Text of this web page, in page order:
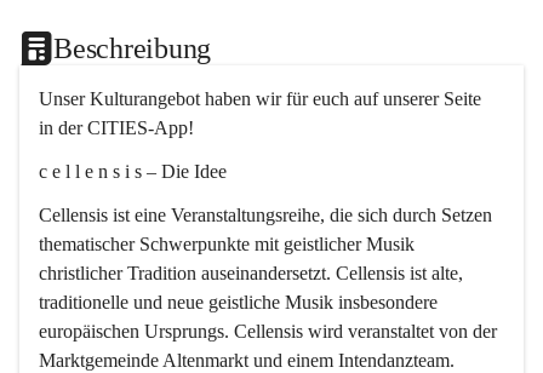
Beschreibung
Unser Kulturangebot haben wir für euch auf unserer Seite
in der CITIES-App!
c e l l e n s i s – Die Idee
Cellensis ist eine Veranstaltungsreihe, die sich durch Setzen
thematischer Schwerpunkte mit geistlicher Musik
christlicher Tradition auseinandersetzt. Cellensis ist alte,
traditionelle und neue geistliche Musik insbesondere
europäischen Ursprungs. Cellensis wird veranstaltet von der
Marktgemeinde Altenmarkt und einem Intendanzteam.